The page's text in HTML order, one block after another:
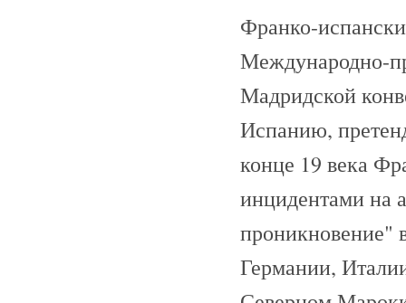
Франко-
Международно-
Мадридской
Испанию,
конце 19 века
инцидентами на
проникновение"
Германии,